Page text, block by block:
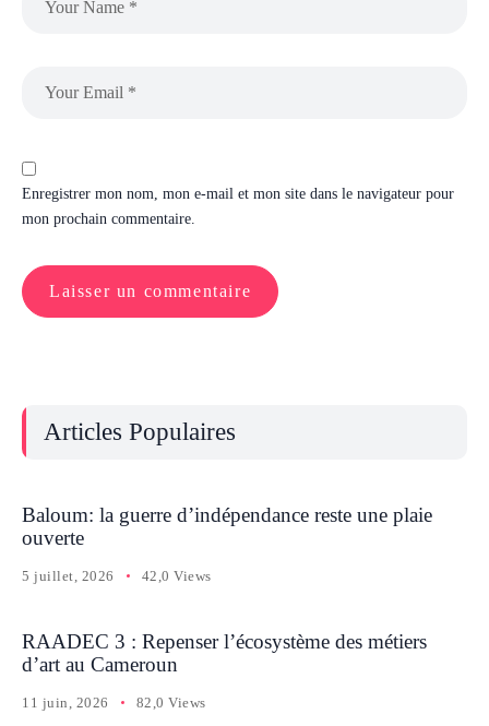
Enregistrer mon nom, mon e-mail et mon site dans le navigateur pour
mon prochain commentaire.
Articles Populaires
Baloum: la guerre d’indépendance reste une plaie
ouverte
5 juillet, 2026 42,0 Views
RAADEC 3 : Repenser l’écosystème des métiers
d’art au Cameroun
11 juin, 2026 82,0 Views